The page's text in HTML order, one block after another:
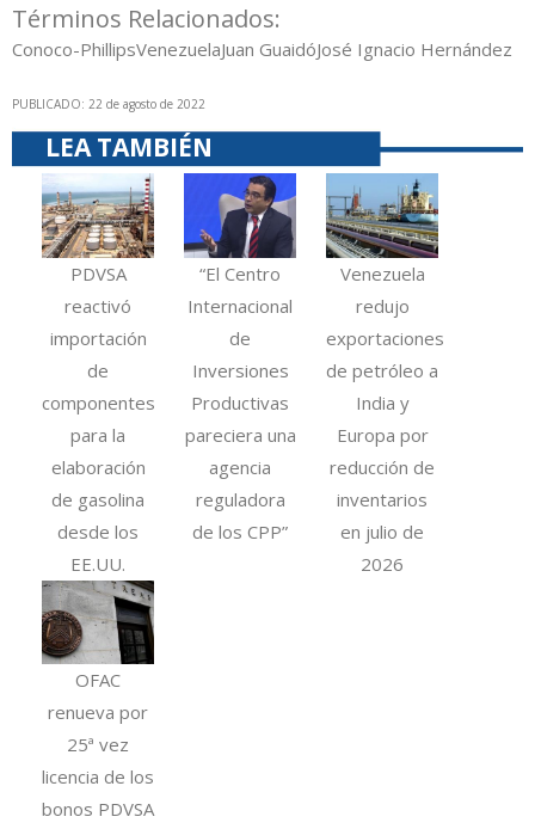
Términos Relacionados:
Conoco-PhillipsVenezuelaJuan GuaidóJosé Ignacio Hernández
PUBLICADO: 22 de agosto de 2022
LEA TAMBIÉN
PDVSA
reactivó
importación
de
componentes
para la
elaboración
de gasolina
desde los
EE.UU.
“El Centro
Internacional
de
Inversiones
Productivas
pareciera una
agencia
reguladora
de los CPP”
Venezuela
redujo
exportaciones
de petróleo a
India y
Europa por
reducción de
inventarios
en julio de
2026
OFAC
renueva por
25ª vez
licencia de los
bonos PDVSA